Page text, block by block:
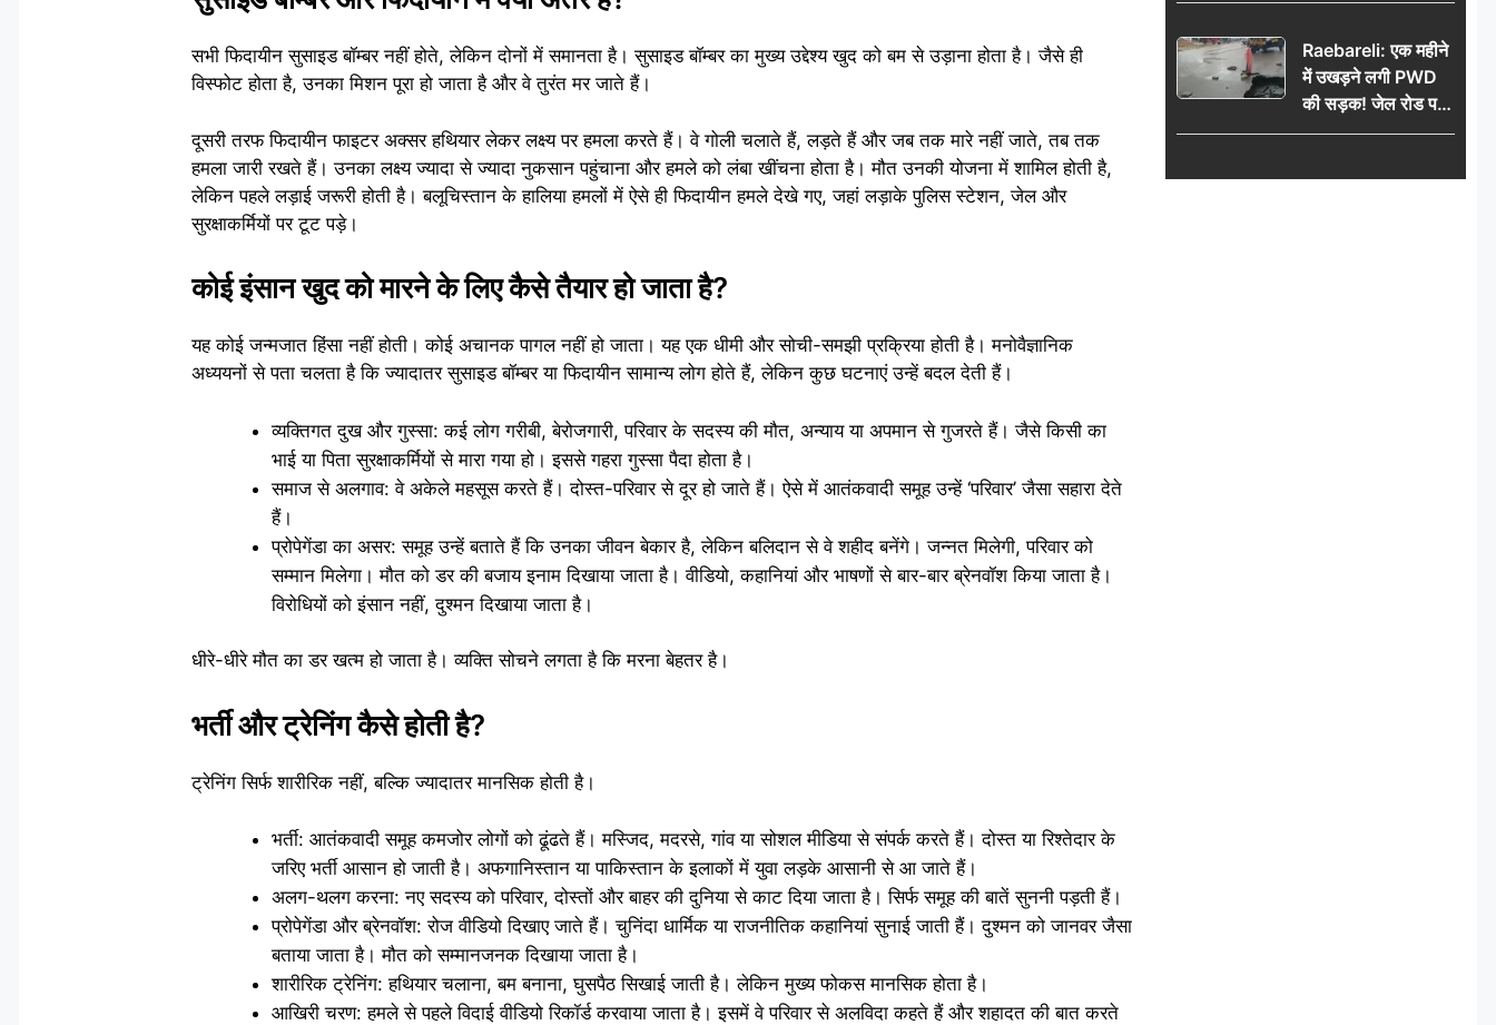
सभी फिदायीन सुसाइड बॉम्बर नहीं होते, लेकिन दोनों में समानता है। सुसाइड बॉम्बर का मुख्य उद्देश्य खुद को बम से उड़ाना होता है। जैसे ही
विस्फोट होता है, उनका मिशन पूरा हो जाता है और वे तुरंत मर जाते हैं।
दूसरी तरफ फिदायीन फाइटर अक्सर हथियार लेकर लक्ष्य पर हमला करते हैं। वे गोली चलाते हैं, लड़ते हैं और जब तक मारे नहीं जाते, तब तक
हमला जारी रखते हैं। उनका लक्ष्य ज्यादा से ज्यादा नुकसान पहुंचाना और हमले को लंबा खींचना होता है। मौत उनकी योजना में शामिल होती है,
लेकिन पहले लड़ाई जरूरी होती है। बलूचिस्तान के हालिया हमलों में ऐसे ही फिदायीन हमले देखे गए, जहां लड़ाके पुलिस स्टेशन, जेल और
सुरक्षाकर्मियों पर टूट पड़े।
कोई इंसान खुद को मारने के लिए कैसे तैयार हो जाता है?
यह कोई जन्मजात हिंसा नहीं होती। कोई अचानक पागल नहीं हो जाता। यह एक धीमी और सोची-समझी प्रक्रिया होती है। मनोवैज्ञानिक
अध्ययनों से पता चलता है कि ज्यादातर सुसाइड बॉम्बर या फिदायीन सामान्य लोग होते हैं, लेकिन कुछ घटनाएं उन्हें बदल देती हैं।
व्यक्तिगत दुख और गुस्सा: कई लोग गरीबी, बेरोजगारी, परिवार के सदस्य की मौत, अन्याय या अपमान से गुजरते हैं। जैसे किसी का
भाई या पिता सुरक्षाकर्मियों से मारा गया हो। इससे गहरा गुस्सा पैदा होता है।
समाज से अलगाव: वे अकेले महसूस करते हैं। दोस्त-परिवार से दूर हो जाते हैं। ऐसे में आतंकवादी समूह उन्हें ‘परिवार’ जैसा सहारा देते
हैं।
प्रोपेगेंडा का असर: समूह उन्हें बताते हैं कि उनका जीवन बेकार है, लेकिन बलिदान से वे शहीद बनेंगे। जन्नत मिलेगी, परिवार को
सम्मान मिलेगा। मौत को डर की बजाय इनाम दिखाया जाता है। वीडियो, कहानियां और भाषणों से बार-बार ब्रेनवॉश किया जाता है।
विरोधियों को इंसान नहीं, दुश्मन दिखाया जाता है।
धीरे-धीरे मौत का डर खत्म हो जाता है। व्यक्ति सोचने लगता है कि मरना बेहतर है।
भर्ती और ट्रेनिंग कैसे होती है?
ट्रेनिंग सिर्फ शारीरिक नहीं, बल्कि ज्यादातर मानसिक होती है।
भर्ती: आतंकवादी समूह कमजोर लोगों को ढूंढते हैं। मस्जिद, मदरसे, गांव या सोशल मीडिया से संपर्क करते हैं। दोस्त या रिश्तेदार के
जरिए भर्ती आसान हो जाती है। अफगानिस्तान या पाकिस्तान के इलाकों में युवा लड़के आसानी से आ जाते हैं।
अलग-थलग करना: नए सदस्य को परिवार, दोस्तों और बाहर की दुनिया से काट दिया जाता है। सिर्फ समूह की बातें सुननी पड़ती हैं।
प्रोपेगेंडा और ब्रेनवॉश: रोज वीडियो दिखाए जाते हैं। चुनिंदा धार्मिक या राजनीतिक कहानियां सुनाई जाती हैं। दुश्मन को जानवर जैसा
बताया जाता है। मौत को सम्मानजनक दिखाया जाता है।
शारीरिक ट्रेनिंग: हथियार चलाना, बम बनाना, घुसपैठ सिखाई जाती है। लेकिन मुख्य फोकस मानसिक होता है।
आखिरी चरण: हमले से पहले विदाई वीडियो रिकॉर्ड करवाया जाता है। इसमें वे परिवार से अलविदा कहते हैं और शहादत की बात करते
Raebareli: एक महीने
में उखड़ने लगी PWD
की सड़क! जेल रोड पर
गड्ढे ने खोली निर्माण
की उठी मांग